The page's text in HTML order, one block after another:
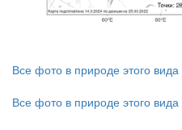
Все фото в природе этого вида
Все фото в природе этого вида